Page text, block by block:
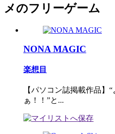
メのフリーゲーム
NONA MAGIC
楽想目
【パソコン誌掲載作品】
ぁ！！”と...